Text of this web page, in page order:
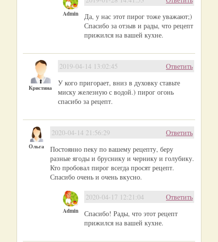
Admin
Да, у нас этот пирог тоже уважают;)
Спасибо за отзыв и рады, что рецепт
прижился на вашей кухне.
Кристина
Ответить
2019-04-14 13:02:45
У кого пригорает, вниз в духовку ставьте
миску железную с водой.) пирог огонь
спасибо за рецепт.
Ольга
Ответить
2020-04-14 21:56:29
Постоянно пеку по вашему рецепту, беру
разные ягоды и бруснику и чернику и голубику.
Кто пробовал пирог всегда просят рецепт.
Спасибо очень и очень вкусно.
Admin
Ответить
2020-04-17 12:21:04
Спасибо! Рады, что этот рецепт
прижился на вашей кухне.